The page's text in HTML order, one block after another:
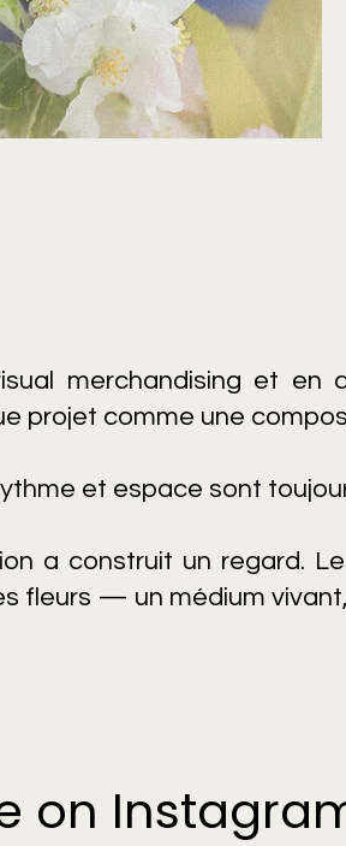
merchandising et en
projet comme une
et espace sont
a construit un regard.
fleurs — un médium
on